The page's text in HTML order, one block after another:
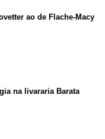
ao de Flache‑Macy
na livararia Barata